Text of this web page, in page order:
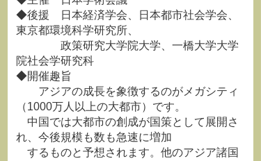
◆後援 日本経済学会、日本都市社会学会、
東京都環境科学研究所、
政策研究大学院大学、一橋大学大学
院社会学研究科
◆開催趣旨
アジアの成長を象徴するのがメガシティ
（1000万人以上の大都市）です。
中国では大都市の創成が国策として展開さ
れ、今後規模も数も急速に増加
するものと予想されます。他のアジア諸国